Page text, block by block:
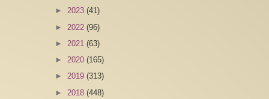
► 2023 (41)
► 2022 (96)
► 2021 (63)
► 2020 (165)
► 2019 (313)
► 2018 (448)